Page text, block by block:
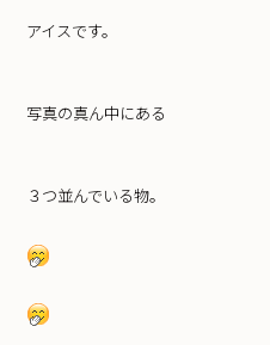
アイスです。
写真の真ん中にある
３つ並んでいる物。